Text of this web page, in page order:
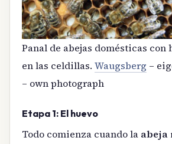
Panal de abejas domésticas con
en las celdillas. Waugsberg –
– own photograph
Etapa 1: El huevo
Todo comienza cuando la abeja